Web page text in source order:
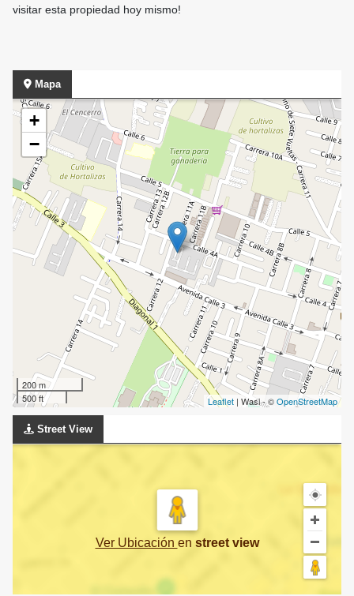
visitar esta propiedad hoy mismo!
Mapa
+
−
200 m
500 ft
Leaflet | Wasi - ©OpenStreetMap
Street View
Ver Ubicación en street view